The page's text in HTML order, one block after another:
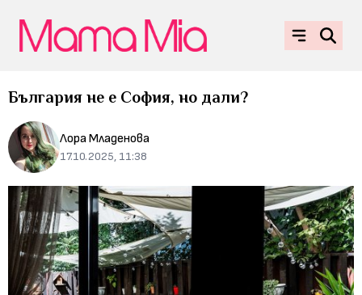
България не е София, но дали?
Лора Младенова
17.10.2025, 11:38